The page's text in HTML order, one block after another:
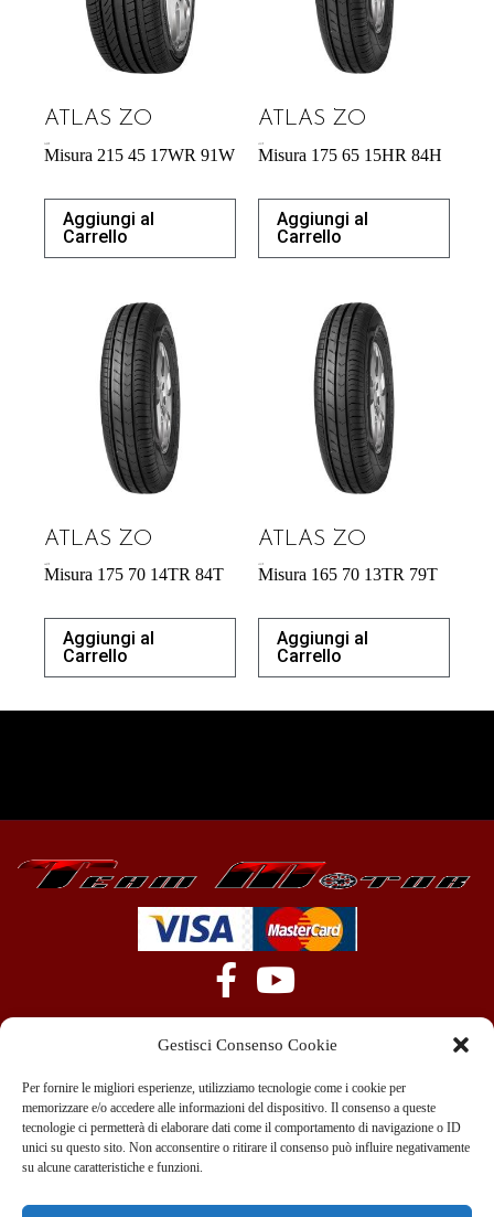
Gestisci Consenso Cookie
Per fornire le migliori esperienze, utilizziamo tecnologie come i cookie per
memorizzare e/o accedere alle informazioni del dispositivo. Il consenso a queste
tecnologie ci permetterà di elaborare dati come il comportamento di navigazione o ID
unici su questo sito. Non acconsentire o ritirare il consenso può influire negativamente
su alcune caratteristiche e funzioni.
ATLAS ZO
Misura 215 45 17WR 91W
Aggiungi al
Carrello
ATLAS ZO
Misura 175 65 15HR 84H
Aggiungi al
Carrello
ATLAS ZO
Misura 175 70 14TR 84T
Aggiungi al
Carrello
ATLAS ZO
Misura 165 70 13TR 79T
Aggiungi al
Carrello
+39 351 970 89 33
info@teammotor.it